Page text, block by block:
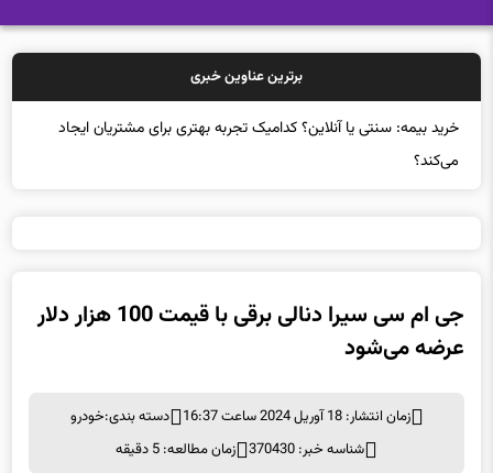
برترین عناوین خبری
خرید بیمه: سنتی یا آنلاین؟ کدامیک تجربه بهتری برای مشتریان ایجاد
می‌کند؟
جی ام سی سیرا دنالی برقی با قیمت 100 هزار دلار
عرضه می‌شود
زمان انتشار: 18 آوریل 2024 ساعت 16:37 دسته بندی:خودرو
شناسه خبر: 370430
زمان مطالعه: 5 دقیقه